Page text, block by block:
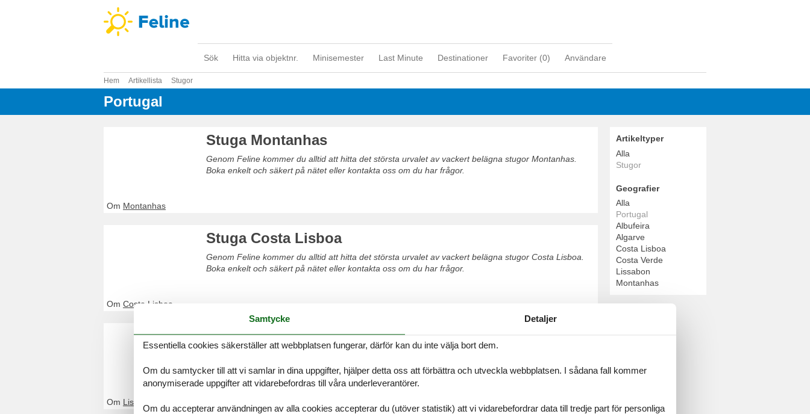
Sök Hitta via objektnr. Minisemester Last Minute Destinationer Favoriter (0) Användare
Hem Artikellista Stugor
Portugal
Stuga Montanhas
Genom Feline kommer du alltid att hitta det största urvalet av vackert belägna stugor Montanhas.
Boka enkelt och säkert på nätet eller kontakta oss om du har frågor.
Om Montanhas
Stuga Costa Lisboa
Genom Feline kommer du alltid att hitta det största urvalet av vackert belägna stugor Costa Lisboa.
Boka enkelt och säkert på nätet eller kontakta oss om du har frågor.
Om Costa Lisboa
Stuga Lissabon
enkelt och säkert på nätet eller kontakta oss om du har frågor.
Om Lissabon
Artikeltyper
Alla
Stugor
Geografier
Alla
Portugal
Albufeira
Algarve
Costa Lisboa
Costa Verde
Lissabon
Montanhas
Samtycke Detaljer
Essentiella cookies säkerställer att webbplatsen fungerar, därför kan du inte välja bort dem.
Om du samtycker till att vi samlar in dina uppgifter, hjälper detta oss att förbättra och utveckla webbplatsen. I sådana fall kommer
anonymiserade uppgifter att vidarebefordras till våra underleverantörer.
Om du accepterar användningen av alla cookies accepterar du (utöver statistik) att vi vidarebefordrar data till tredje part för personliga